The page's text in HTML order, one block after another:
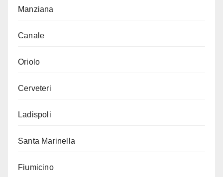
Manziana
Canale
Oriolo
Cerveteri
Ladispoli
Santa Marinella
Fiumicino